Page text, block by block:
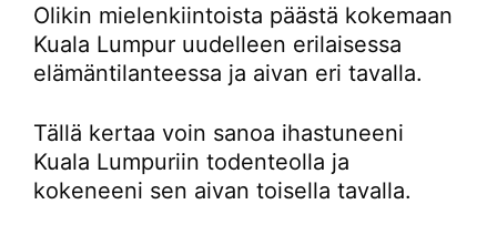
Olikin mielenkiintoista päästä kokemaan
Kuala Lumpur uudelleen erilaisessa
elämäntilanteessa ja aivan eri tavalla.
Tällä kertaa voin sanoa ihastuneeni
Kuala Lumpuriin todenteolla ja
kokeneeni sen aivan toisella tavalla.